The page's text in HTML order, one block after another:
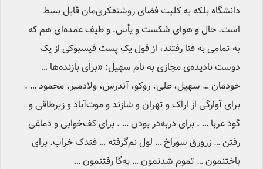
دانشگاه بلکه به کلیت فضای روشنفکری‌مان قابل بسط
است. حال و هوای شکست و یأس. و طیف عمده‌ای هم که
به تمامی به فنا رفتند، از قول یک پست فیسبوکی از یک
دوست نادیده‌ی مجازی به نام سهیل: «برای بازنده‌ها …
خودمان … سهیل، علی، روکو، آندرس، ولادمیر، محمود … .
برای آوارگی از اراک و تهران و شازند و موت‌آباد و زیرطاقی و
گود عربا … . برای در‌به‌در بودن … . برای کف‌خوابی و دماغی
رفتن … زرورق سوراخ … لول نم‌گرفته … فندک خراب. برای
باختنمون … تموم شدنمون … به‌گا رفتنمون …